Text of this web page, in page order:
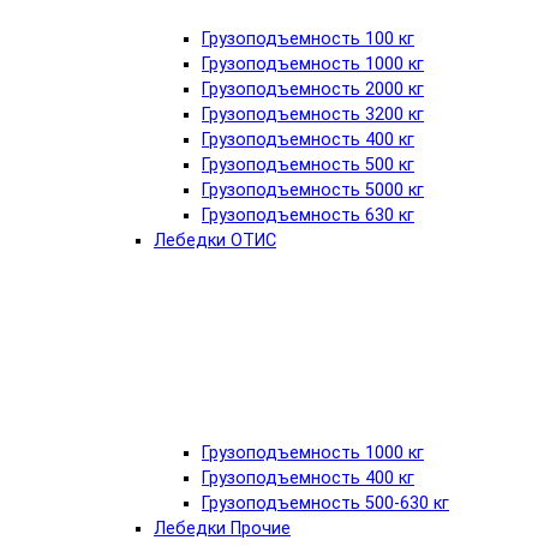
Грузоподъемность 100 кг
Грузоподъемность 1000 кг
Грузоподъемность 2000 кг
Грузоподъемность 3200 кг
Грузоподъемность 400 кг
Грузоподъемность 500 кг
Грузоподъемность 5000 кг
Грузоподъемность 630 кг
Лебедки ОТИС
Грузоподъемность 1000 кг
Грузоподъемность 400 кг
Грузоподъемность 500-630 кг
Лебедки Прочие